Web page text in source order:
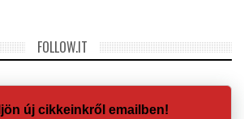
FOLLOW.IT
új cikkeinkről emailben!